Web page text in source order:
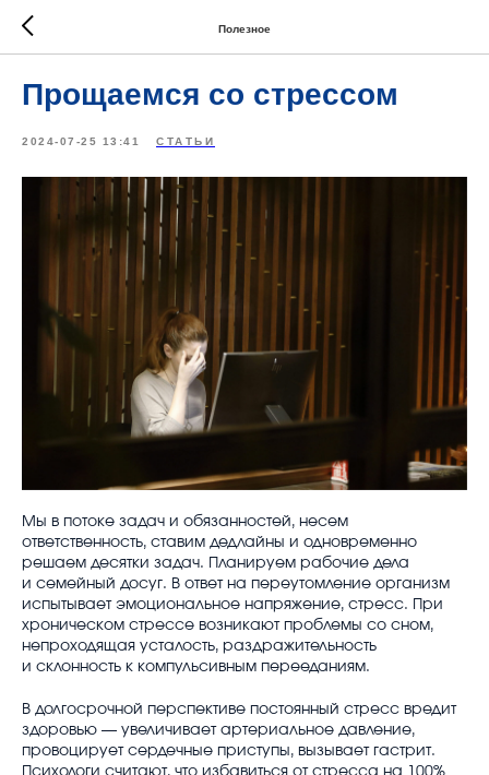
Полезное
Прощаемся со стрессом
2024-07-25 13:41 СТАТЬИ
Мы в потоке задач и обязанностей, несем
ответственность, ставим дедлайны и одновременно
решаем десятки задач. Планируем рабочие дела
и семейный досуг. В ответ на переутомление организм
испытывает эмоциональное напряжение, стресс. При
хроническом стрессе возникают проблемы со сном,
непроходящая усталость, раздражительность
и склонность к компульсивным перееданиям.
В долгосрочной перспективе постоянный стресс вредит
здоровью — увеличивает артериальное давление,
провоцирует сердечные приступы, вызывает гастрит.
Психологи считают, что избавиться от стресса на 100%